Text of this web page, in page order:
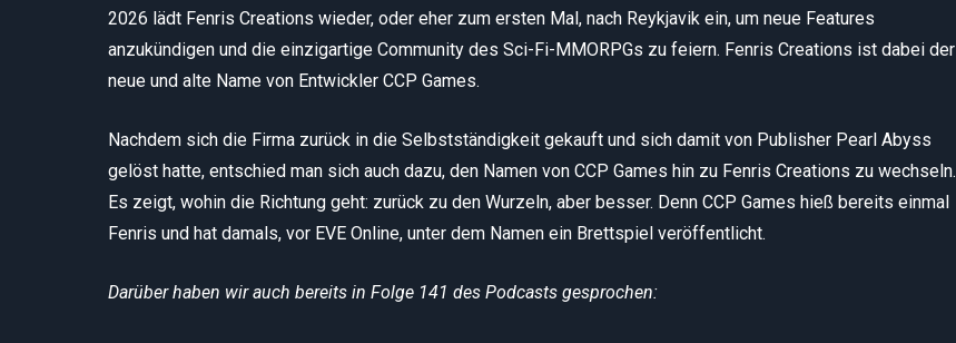
2026 lädt Fenris Creations wieder, oder eher zum ersten Mal, nach Reykjavik ein, um neue Features
anzukündigen und die einzigartige Community des Sci-Fi-MMORPGs zu feiern. Fenris Creations ist dabei der
neue und alte Name von Entwickler CCP Games.
Nachdem sich die Firma zurück in die Selbstständigkeit gekauft und sich damit von Publisher Pearl Abyss
gelöst hatte, entschied man sich auch dazu, den Namen von CCP Games hin zu Fenris Creations zu wechseln.
Es zeigt, wohin die Richtung geht: zurück zu den Wurzeln, aber besser. Denn CCP Games hieß bereits einmal
Fenris und hat damals, vor EVE Online, unter dem Namen ein Brettspiel veröffentlicht.
Darüber haben wir auch bereits in Folge 141 des Podcasts gesprochen: